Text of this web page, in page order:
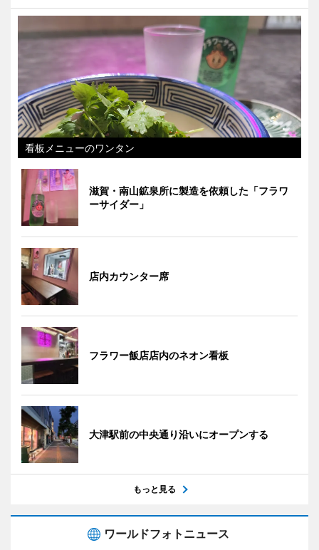
看板メニューのワンタン
滋賀・南山鉱泉所に製造を依頼した「フラワ
ーサイダー」
店内カウンター席
フラワー飯店店内のネオン看板
大津駅前の中央通り沿いにオープンする
もっと見る
ワールドフォトニュース